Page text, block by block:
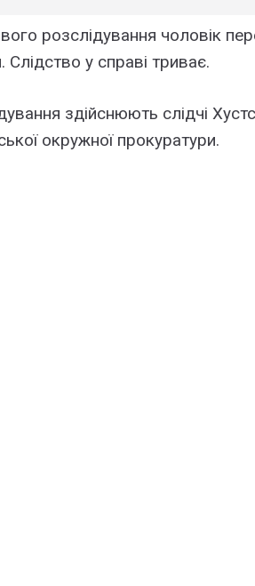
розслідування чоловік
Слідство у справі триває.
здійснюють слідчі
окружної прокуратури.